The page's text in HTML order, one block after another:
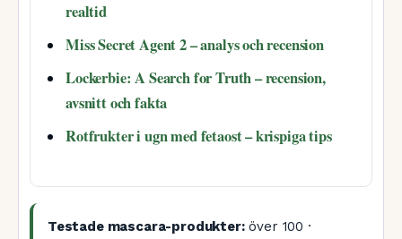
realtid
Miss Secret Agent 2 – analys och recension
Lockerbie: A Search for Truth – recension,
avsnitt och fakta
Rotfrukter i ugn med fetaost – krispiga tips
Testade mascara-produkter:över 100 ·